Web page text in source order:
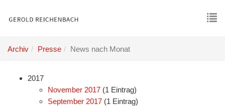
Archiv Presse News nach Monat
2017
November 2017 (1 Eintrag)
September 2017 (1 Eintrag)